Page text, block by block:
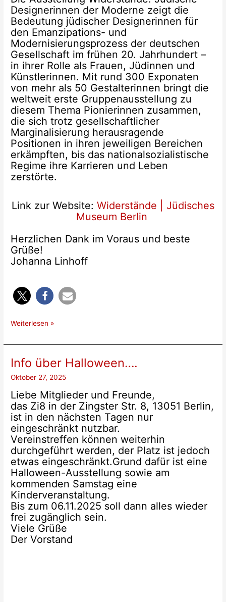
Designerinnen der Moderne zeigt die
Bedeutung jüdischer Designerinnen für
den Emanzipations- und
Modernisierungsprozess der deutschen
Gesellschaft im frühen 20. Jahrhundert –
in ihrer Rolle als Frauen, Jüdinnen und
Künstlerinnen. Mit rund 300 Exponaten
von mehr als 50 Gestalterinnen bringt die
weltweit erste Gruppenausstellung zu
diesem Thema Pionierinnen zusammen,
die sich trotz gesellschaftlicher
Marginalisierung herausragende
Positionen in ihren jeweiligen Bereichen
erkämpften, bis das nationalsozialistische
Regime ihre Karrieren und Leben
zerstörte.
Link zur Website: Widerstände | Jüdisches
Museum Berlin
Herzlichen Dank im Voraus und beste
Grüße!
Johanna Linhoff
Widerstände
Weiterlesen »
Info über Halloween….
Oktober 27, 2025
Liebe Mitglieder und Freunde,
das Zi8 in der Zingster Str. 8, 13051 Berlin,
ist in den nächsten Tagen nur
eingeschränkt nutzbar.
Vereinstreffen können weiterhin
durchgeführt werden, der Platz ist jedoch
etwas eingeschränkt.Grund dafür ist eine
Halloween-Ausstellung sowie am
kommenden Samstag eine
Kinderveranstaltung.
Bis zum 06.11.2025 soll dann alles wieder
frei zugänglich sein.
Viele Grüße
Der Vorstand